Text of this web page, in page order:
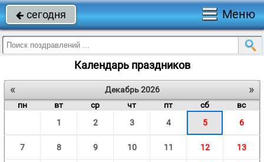
 сегодня Меню
Календарь праздников
« »
Декабрь 2026
пн
вт ср чт пт сб
вс
1
2 3 4 5 6
7 8 9 10 11 12 13